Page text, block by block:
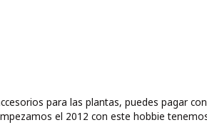
para las plantas, puedes pagar
el 2012 con este hobbie